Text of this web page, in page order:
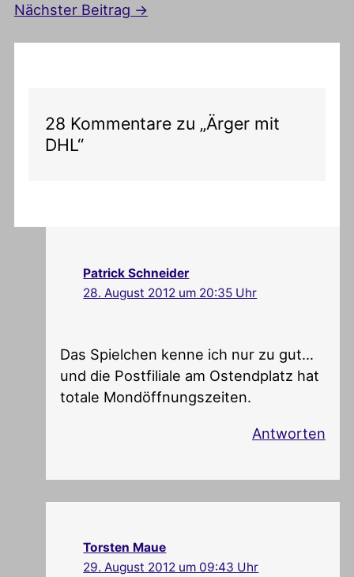
Nächster Beitrag →
28 Kommentare zu „Ärger mit
DHL“
Patrick Schneider
28. August 2012 um 20:35 Uhr
Das Spielchen kenne ich nur zu gut…
und die Postfiliale am Ostendplatz hat
totale Mondöffnungszeiten.
Antworten
Torsten Maue
29. August 2012 um 09:43 Uhr